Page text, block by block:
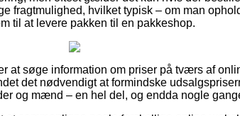
fragtmulighed, hvilket typisk – om man
til at levere pakken til en pakkeshop.
at søge information om priser på tværs af
det nødvendigt at formindske
og mænd – en hel del, og endda nogle